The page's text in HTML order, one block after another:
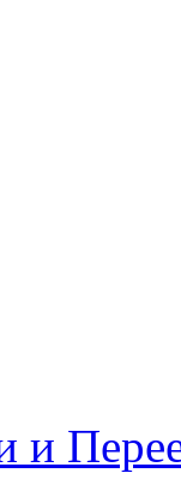
и